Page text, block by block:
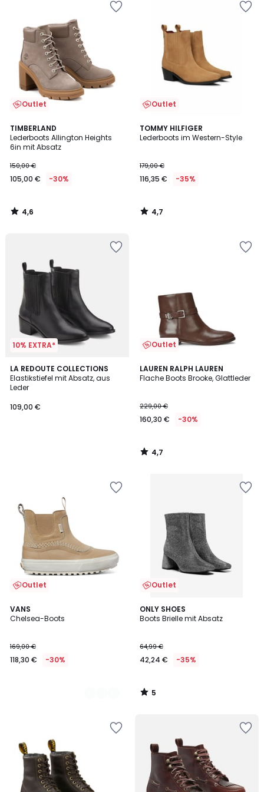
Outlet
TIMBERLAND
Lederboots Allington Heights
6in mit Absatz
150,00 €
105,00 € -30%
4,6
/ 5
4,6
/
Outlet
TOMMY HILFIGER
Lederboots im Western-Style
179,00 €
116,35 € -35%
4,7
/ 5
4,7
/
10% EXTRA*
LA REDOUTE COLLECTIONS
Elastikstiefel mit Absatz, aus
Leder
109,00 €
Outlet
LAUREN RALPH LAUREN
Flache Boots Brooke, Glattleder
229,00 €
160,30 € -30%
4,7
/ 5
4,7
/
Outlet
VANS
Chelsea-Boots
169,00 €
118,30 € -30%
2
Farben
Outlet
ONLY SHOES
Boots Brielle mit Absatz
64,99 €
42,24 € -35%
5
/
5
/